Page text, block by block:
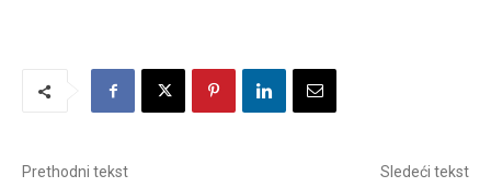
Prethodni tekst Sledeći tekst